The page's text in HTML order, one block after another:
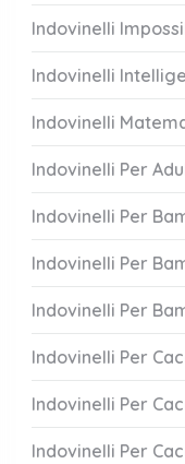
Indovinelli
Indovinelli
Indovinelli
Indovinelli Per
Indovinelli Per
Indovinelli Per
Indovinelli Per
Indovinelli Per
Indovinelli Per
Indovinelli Per